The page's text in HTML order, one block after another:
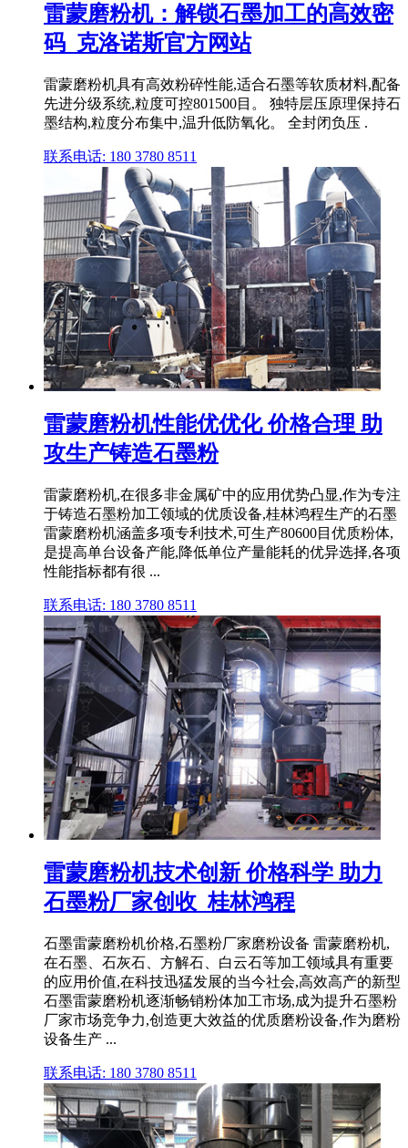
雷蒙磨粉机：解锁石墨加工的高效密
码_克洛诺斯官方网站
雷蒙磨粉机具有高效粉碎性能,适合石墨等软质材料,配备
先进分级系统,粒度可控801500目。 独特层压原理保持石
墨结构,粒度分布集中,温升低防氧化。 全封闭负压 .
联系电话: 180 3780 8511
雷蒙磨粉机性能优优化 价格合理 助
攻生产铸造石墨粉
雷蒙磨粉机,在很多非金属矿中的应用优势凸显,作为专注
于铸造石墨粉加工领域的优质设备,桂林鸿程生产的石墨
雷蒙磨粉机涵盖多项专利技术,可生产80600目优质粉体,
是提高单台设备产能,降低单位产量能耗的优异选择,各项
性能指标都有很 ...
联系电话: 180 3780 8511
雷蒙磨粉机技术创新 价格科学 助力
石墨粉厂家创收_桂林鸿程
石墨雷蒙磨粉机价格,石墨粉厂家磨粉设备 雷蒙磨粉机,
在石墨、石灰石、方解石、白云石等加工领域具有重要
的应用价值,在科技迅猛发展的当今社会,高效高产的新型
石墨雷蒙磨粉机逐渐畅销粉体加工市场,成为提升石墨粉
厂家市场竞争力,创造更大效益的优质磨粉设备,作为磨粉
设备生产 ...
联系电话: 180 3780 8511